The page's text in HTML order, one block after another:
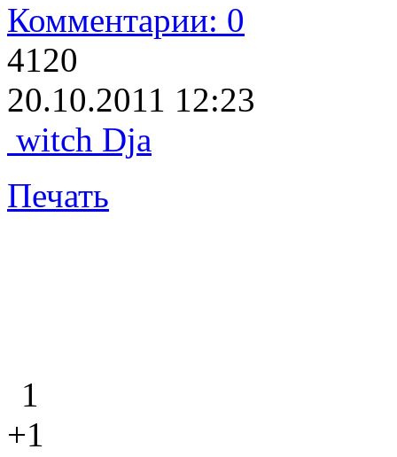
Комментарии: 0
4120
20.10.2011 12:23
witch Dja
Печать
1
+1